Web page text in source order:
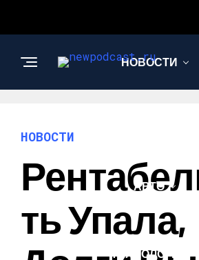
НОВОСТИ
АВТО
ТЕХНОЛОГИИ
НОВОСТИ
Ть Упала,